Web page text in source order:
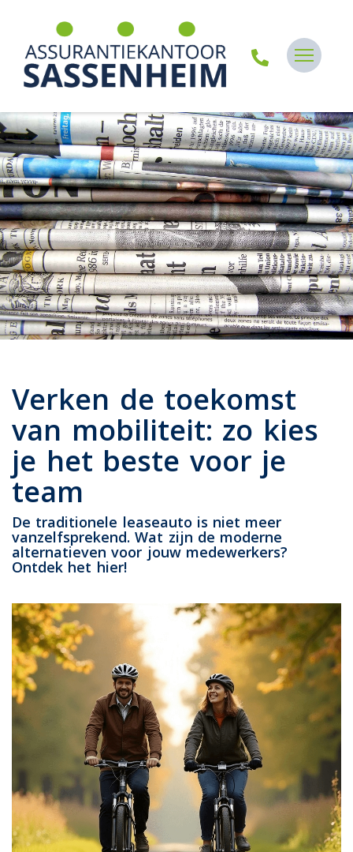
Verken de toekomst
van mobiliteit: zo kies
je het beste voor je
team
De traditionele leaseauto is niet meer
vanzelfsprekend. Wat zijn de moderne
alternatieven voor jouw medewerkers?
Ontdek het hier!